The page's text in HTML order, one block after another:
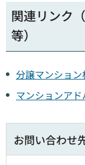
関連リンク
等）
分譲マンション
マンションア
お問い合わせ